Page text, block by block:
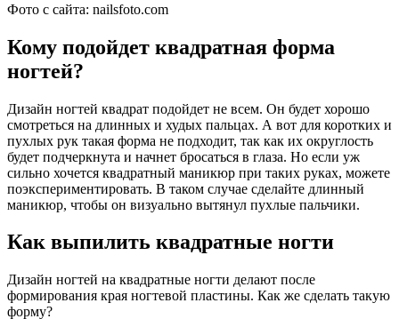
Фото с сайта: nailsfoto.com
Кому подойдет квадратная форма
ногтей?
Дизайн ногтей квадрат подойдет не всем. Он будет хорошо
смотреться на длинных и худых пальцах. А вот для коротких и
пухлых рук такая форма не подходит, так как их округлость
будет подчеркнута и начнет бросаться в глаза. Но если уж
сильно хочется квадратный маникюр при таких руках, можете
поэкспериментировать. В таком случае сделайте длинный
маникюр, чтобы он визуально вытянул пухлые пальчики.
Как выпилить квадратные ногти
Дизайн ногтей на квадратные ногти делают после
формирования края ногтевой пластины. Как же сделать такую
форму?